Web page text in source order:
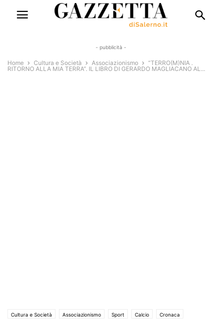
- pubblicità -
Home Cultura e Società Associazionismo
“TERRO(M)NIA .
RITORNO ALLA MIA TERRA”. IL LIBRO DI GERARDO MAGLIACANO AL...
Cultura e Società Associazionismo Sport Calcio Cronaca